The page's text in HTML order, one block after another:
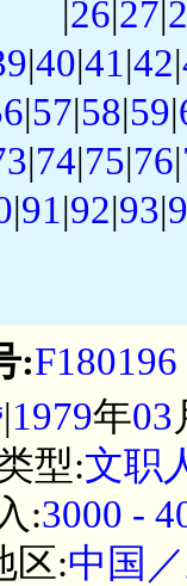
|26|27|
|40|41|42|
|57|58|59|
|74|75|76|
|91|92|93|
:F180196
|1979年03
型:文职
:3000 -
区:中国